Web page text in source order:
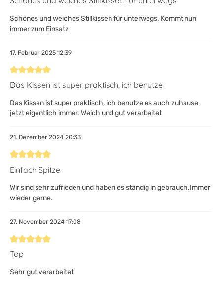
Schönes und weiches Stillkissen für unterwegs. Kommt nun
immer zum Einsatz
17. Februar 2025 12:39
Bewertung mit 5 von 5 Sternen
Das Kissen ist super praktisch, ich benutze
Das Kissen ist super praktisch, ich benutze es auch zuhause
jetzt eigentlich immer. Weich und gut verarbeitet
21. Dezember 2024 20:33
Bewertung mit 5 von 5 Sternen
Einfach Spitze
Wir sind sehr zufrieden und haben es ständig in gebrauch.Immer
wieder gerne.
27. November 2024 17:08
Bewertung mit 5 von 5 Sternen
Top
Sehr gut verarbeitet